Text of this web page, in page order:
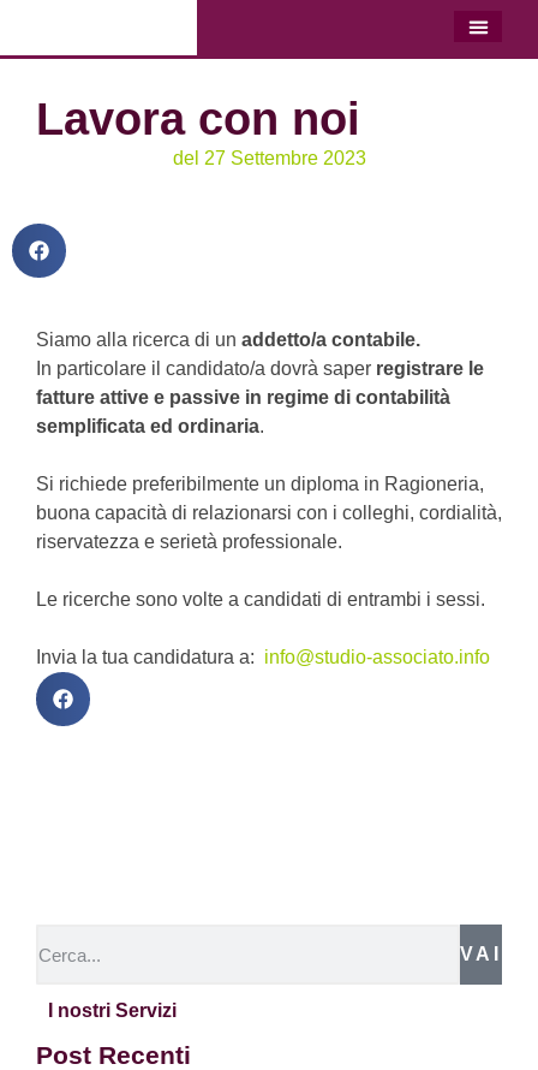
Lavora con noi
del 27 Settembre 2023
VAI
I nostri Servizi
Post Recenti
Siamo alla ricerca di un addetto/a contabile.
In particolare il candidato/a dovrà saper registrare le
fatture attive e passive in regime di contabilità
semplificata ed ordinaria.
Si richiede preferibilmente un diploma in Ragioneria,
buona capacità di relazionarsi con i colleghi, cordialità,
riservatezza e serietà professionale.
Le ricerche sono volte a candidati di entrambi i sessi.
Invia la tua candidatura a: info@studio-associato.info